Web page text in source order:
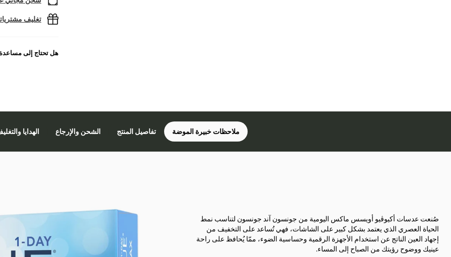
تغليف
هل تحتاج إلى
ملاحظات خبيرة الموضة تفاصيل المنتج الشحن والإرجاع الهدايا
صُنعت عدسات أكيوڤيو أويسس ماكس اليومية من جونسون آند جونسون لتناسب نمط
الحياة العصري الذي يعتمد بشكل كبير على الشاشات، فهي تُساعد على التخفيف من
إجهاد العين الناتج عن استخدام الأجهزة الرقمية وحساسية الضوء، ممّا يُحافظ على راحة
عينيك ووضوح رؤيتك من الصباح إلى المساء.